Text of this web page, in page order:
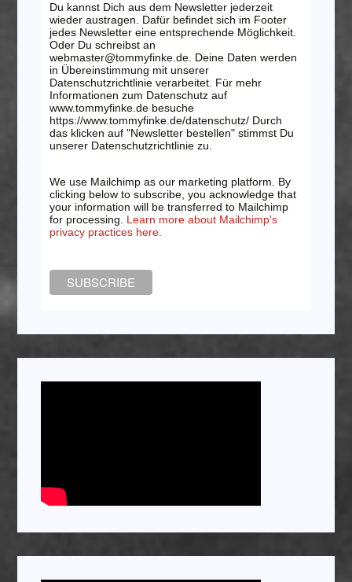
Du kannst Dich aus dem Newsletter jederzeit
wieder austragen. Dafür befindet sich im Footer
jedes Newsletter eine entsprechende Möglichkeit.
Oder Du schreibst an
webmaster@tommyfinke.de. Deine Daten werden
in Übereinstimmung mit unserer
Datenschutzrichtlinie verarbeitet. Für mehr
Informationen zum Datenschutz auf
www.tommyfinke.de besuche
https://www.tommyfinke.de/datenschutz/ Durch
das klicken auf "Newsletter bestellen" stimmst Du
unserer Datenschutzrichtlinie zu.
We use Mailchimp as our marketing platform. By
clicking below to subscribe, you acknowledge that
your information will be transferred to Mailchimp
for processing. Learn more about Mailchimp's
privacy practices here.